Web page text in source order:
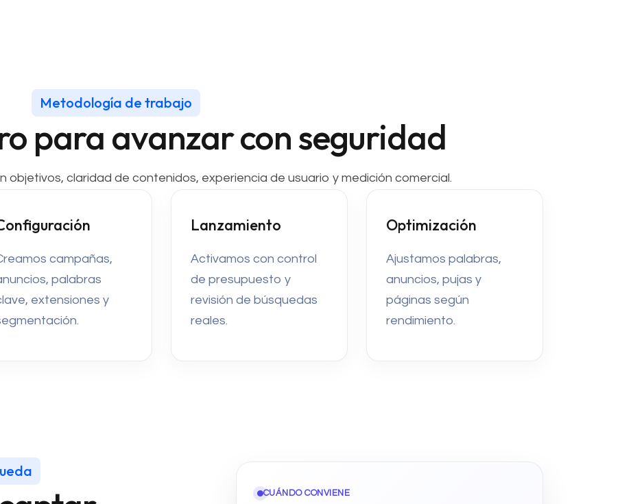
Metodología de trabajo
para avanzar con seguridad
claridad de contenidos, experiencia de usuario y medición comercial.
campañas,
palabras
extensiones y
Lanzamiento
Activamos con control
de presupuesto y
revisión de búsquedas
reales.
Optimización
Ajustamos palabras,
anuncios, pujas y
páginas según
rendimiento.
CUÁNDO CONVIENE